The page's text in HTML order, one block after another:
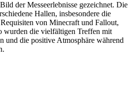
der Messeerlebnisse gezeichnet. Die
Hallen, insbesondere die
von Minecraft und Fallout,
wurden die vielfältigen Treffen mit
und die positive Atmosphäre während